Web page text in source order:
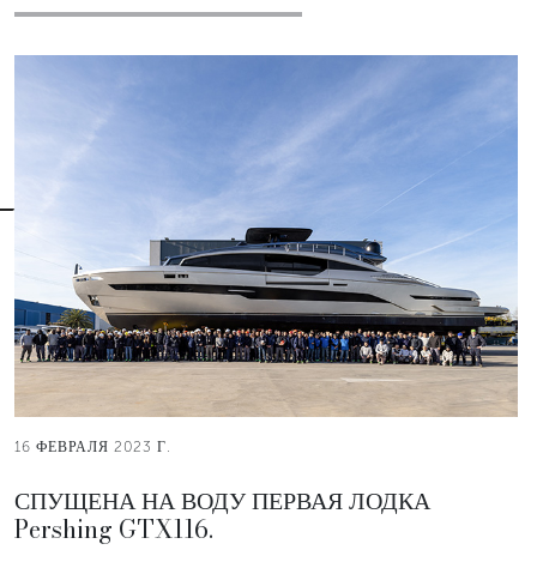
16 ФЕВРАЛЯ 2023 Г.
СПУЩЕНА НА ВОДУ ПЕРВАЯ ЛОДКА
Pershing GTX116.